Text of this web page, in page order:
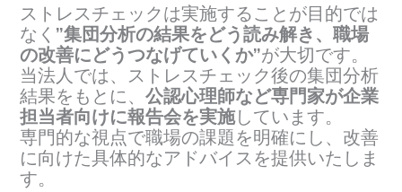
ストレスチェックは実施することが目的では
なく ”集団分析の結果をどう読み解き、職場
の改善にどうつなげていくか”が大切です。
当法人では、ストレスチェック後の集団分析
結果をもとに、 公認心理師など専門家が企業
担当者向けに報告会を実施しています。
専門的な視点で職場の課題を明確にし、改善
に向けた具体的なアドバイスを提供いたしま
す。